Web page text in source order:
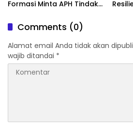
Formasi Minta APH Tindak
Pertanyakan Perizinan di
Gambor
Comments (0)
Alamat email Anda tidak akan
wajib ditandai *